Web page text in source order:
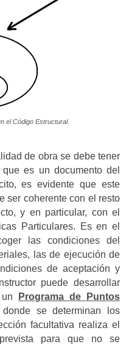
el Código Estructural.
de obra se debe tener
que es un documento del
es evidente que este
ser coherente con el resto
y en particular, con el
Particulares. Es en el
las condiciones del
las de ejecución de
de aceptación y
puede desarrollar
Programa de Puntos
donde se determinan los
facultativa realiza el
para que no se